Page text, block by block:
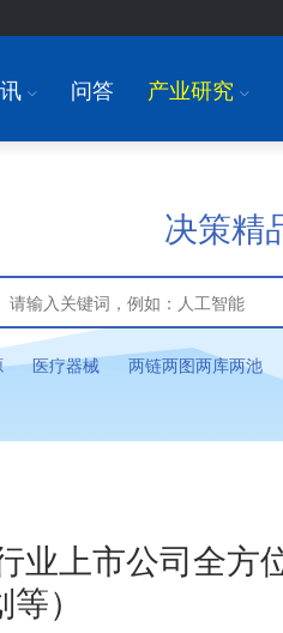
I 问答 产业研究 I
决策精
医疗器械 两链两图两库两池
业上市公司全方
）